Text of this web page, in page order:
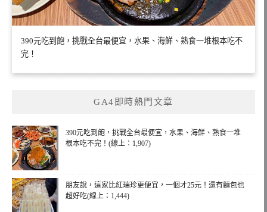
390元吃到飽，挑戰全台最便宜，水果、海鮮、熟食一堆根本吃不
完！
GA4即時熱門文章
390元吃到飽，挑戰全台最便宜，水果、海鮮、熟食一堆
根本吃不完！(線上：1,907)
朋友說，這家比紅瑞珍更便宜，一個才25元！還有麵包也
超好吃(線上：1,444)